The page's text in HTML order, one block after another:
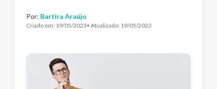
Por: Bartira Araújo
Criado em: 19/05/2023• Atualizado: 19/05/2023